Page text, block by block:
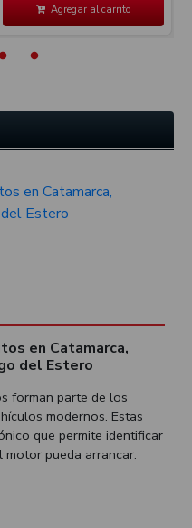
Agregar al carrito
en Catamarca,
del Estero
forman parte de los
modernos. Estas
que permite identificar
pueda arrancar.